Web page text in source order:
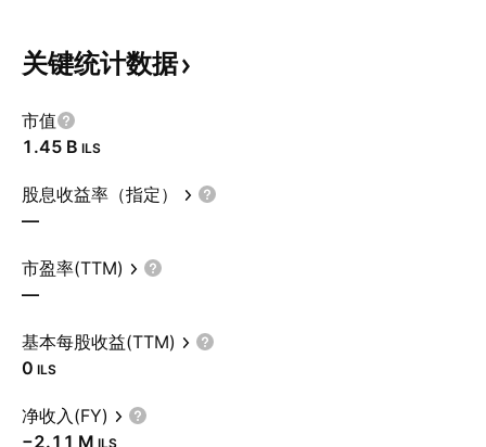
关键统计数据
市值
‪1.45 B‬ ILS
股息收益率（指定）
—
市盈率(TTM)
—
基本每股收益(TTM)
0 ILS
净收入(FY)
‪−2.11 M‬ ILS